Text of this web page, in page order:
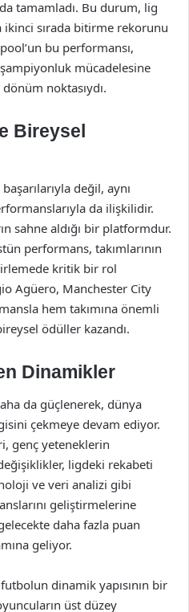
tamamladı. Bu durum, lig
sırada bitirme rekorunu
bu performansı,
mücadelesine
noktasıydı.
Bireysel
değil, aynı
da ilişkilidir.
sahne aldığı bir platformdur.
performans, takımlarının
kritik bir rol
Agüero, Manchester City
hem takımına önemli
ödüller kazandı.
Dinamikler
da güçlenerek, dünya
çekmeye devam ediyor.
genç yeteneklerin
ligdeki rekabeti
ve veri analizi gibi
geliştirmelerine
daha fazla puan
geliyor.
dinamik yapısının bir
üst düzey